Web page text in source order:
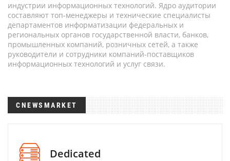
индустрии информационных технологий. Ядро аудитории
составляют топ-менеджеры и технические специалисты
департаментов информатизации федеральных и
региональных органов государственной власти, банков,
промышленных компаний, розничных сетей, а также
руководители и сотрудники компаний-поставщиков
информационных технологий и услуг связи.
CNEWSMARKET
Dedicated